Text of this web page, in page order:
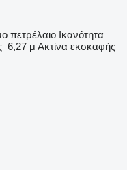
πετρέλαιο Ικανότητα
6,27 μ Ακτίνα εκσκαφής